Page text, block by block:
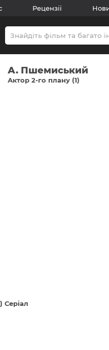
Рецензії
А. Пшемиський
Актор 2-го плану (1)
Серіал